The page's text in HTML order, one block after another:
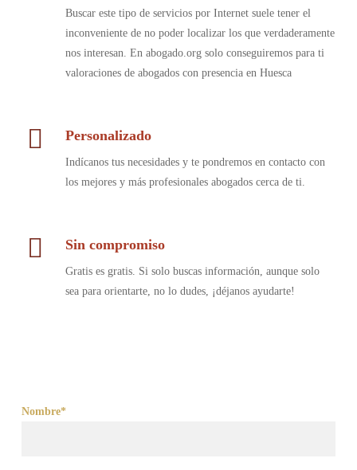
Buscar este tipo de servicios por Internet suele tener el
inconveniente de no poder localizar los que verdaderamente
nos interesan. En abogado.org solo conseguiremos para ti
valoraciones de abogados con presencia en Huesca
Personalizado
Indícanos tus necesidades y te pondremos en contacto con
los mejores y más profesionales abogados cerca de ti.
Sin compromiso
Gratis es gratis. Si solo buscas información, aunque solo
sea para orientarte, no lo dudes, ¡déjanos ayudarte!
Nombre*